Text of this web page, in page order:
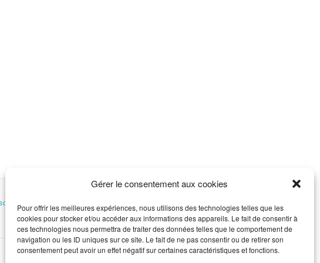
Gérer le consentement aux cookies
Pour offrir les meilleures expériences, nous utilisons des technologies telles que les
cookies pour stocker et/ou accéder aux informations des appareils. Le fait de consentir à
ces technologies nous permettra de traiter des données telles que le comportement de
navigation ou les ID uniques sur ce site. Le fait de ne pas consentir ou de retirer son
consentement peut avoir un effet négatif sur certaines caractéristiques et fonctions.
?